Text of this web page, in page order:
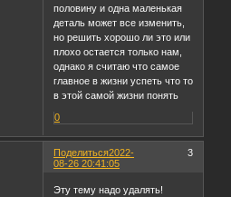
половину и одна маленькая
деталь может все изменить,
но решить хорошо ли это или
плохо остается только нам,
однако я считаю что самое
главное в жизни успеть что то
в этой самой жизни понять
0
Поделиться 3
2022-
08-26 20:41:05
Эту тему надо удалять!